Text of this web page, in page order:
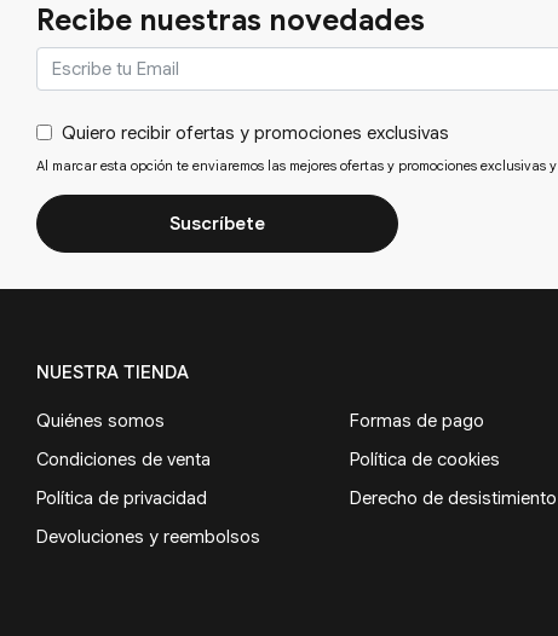
Recibe nuestras novedades
Quiero recibir ofertas y promociones exclusivas
Al marcar esta opción te enviaremos las mejores ofertas y promociones
Suscríbete
NUESTRA TIENDA
Quiénes somos
Formas de pago
Condiciones de venta
Política de cookies
Política de privacidad
Derecho de desistimiento
Devoluciones y reembolsos